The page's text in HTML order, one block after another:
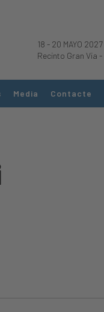
18 - 20 MAYO 2027
Recinto Gran Via -
Media Contacte